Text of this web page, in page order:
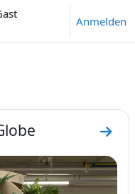
Anmelden
Zum